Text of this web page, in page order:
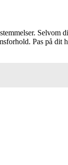
Selvom
Pas på